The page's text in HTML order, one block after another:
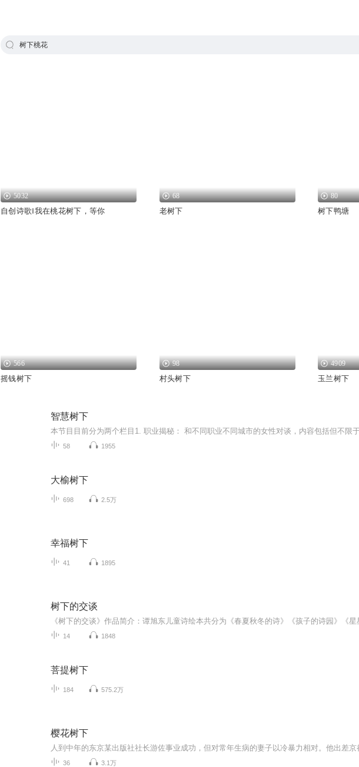
树下桃花
5032
自创诗歌‖我在桃花树下，等你
68
老树下
80
树下鸭塘
566
摇钱树下
98
村头树下
4909
玉兰树下
智慧树下
58 1955
大榆树下
698 2.5万
幸福树下
41 1895
树下的交谈
14 1848
菩提树下
184 575.2万
樱花树下
36 3.1万